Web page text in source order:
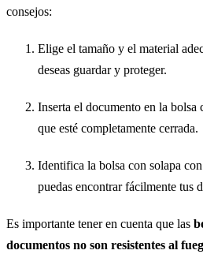
consejos:
Elige el tamaño y el material
deseas guardar y proteger.
Inserta el documento en la bolsa
que esté completamente cerrada.
Identifica la bolsa con solapa
puedas encontrar fácilmente tus
Es importante tener en cuenta que las
documentos no son resistentes al